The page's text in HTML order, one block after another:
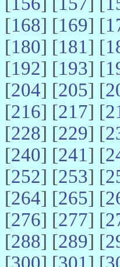
[168] [169] [
[180] [181] [
[192] [193] [
[204] [205] [
[216] [217] [
[228] [229] [
[240] [241] [
[252] [253] [
[264] [265] [
[276] [277] [
[288] [289] [
[300] [301] [